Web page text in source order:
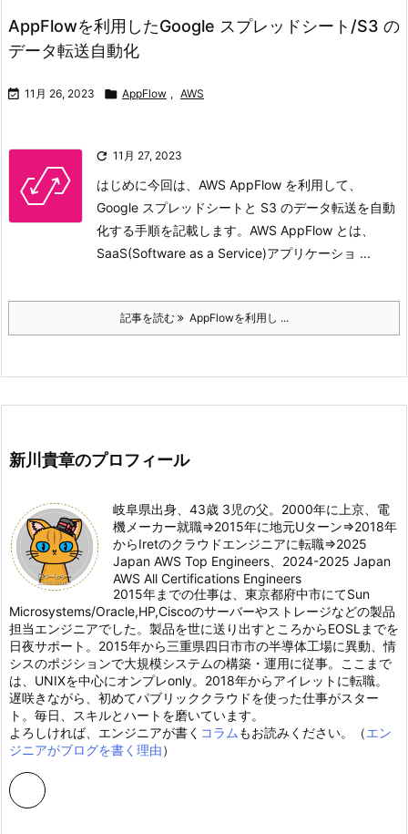
AppFlowを利用したGoogle スプレッドシート/S3 の
データ転送自動化
 11月 26, 2023  AppFlow , AWS
 11月 27, 2023
はじめに今回は、AWS AppFlow を利用して、
Google スプレッドシートと S3 のデータ転送を自動
化する手順を記載します。 AWS AppFlow とは、
SaaS(Software as a Service)アプリケーショ ...
記事を読む AppFlowを利用し ...
新川貴章のプロフィール
岐阜県出身、43歳 3児の父。2000年に上京、電
機メーカー就職⇒2015年に地元Uターン⇒2018年
からIretのクラウドエンジニアに転職⇒2025
Japan AWS Top Engineers、2024-2025 Japan
AWS All Certifications Engineers
2015年までの仕事は、東京都府中市にてSun
Microsystems/Oracle,HP,Ciscoのサーバーやストレージなどの製品
担当エンジニアでした。製品を世に送り出すところからEOSLまでを
日夜サポート。2015年から三重県四日市市の半導体工場に異動、情
シスのポジションで大規模システムの構築・運用に従事。ここまで
は、UNIXを中心にオンプレonly。2018年からアイレットに転職。
遅咲きながら、初めてパブリッククラウドを使った仕事がスター
ト。毎日、スキルとハートを磨いています。
よろしければ、エンジニアが書く コラム もお読みください。（エン
ジニアがブログを書く理由）